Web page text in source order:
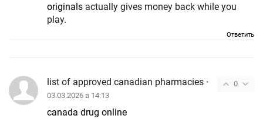
originals
play.
Ответить
0
list of approved canadian pharmacies •
03.03.2026 в 14:13
canada drug online